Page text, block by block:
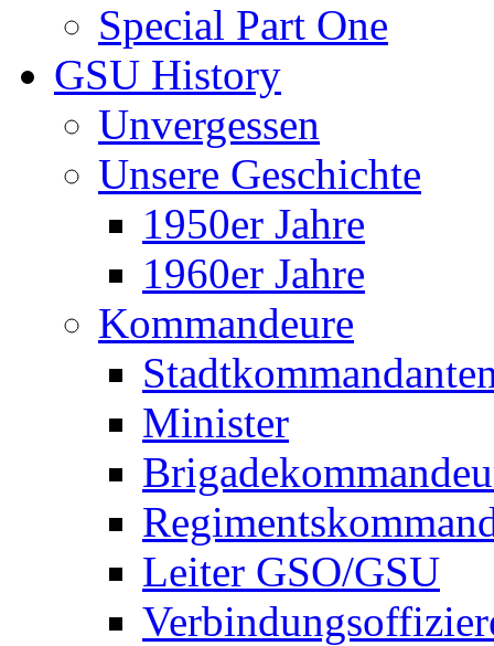
Special Part One
GSU History
Unvergessen
Unsere Geschichte
1950er Jahre
1960er Jahre
Kommandeure
Minister
Leiter GSO/GSU